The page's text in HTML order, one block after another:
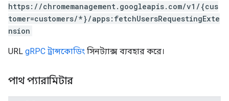
https://chromemanagement.googleapis.com/v1/{cus
tomer=customers/*}/apps:fetchUsersRequestingExte
nsion
URL gRPC ট্রান্সকোডিং সিনট্যাক্স ব্যবহার করে।
পাথ প্যারামিটার